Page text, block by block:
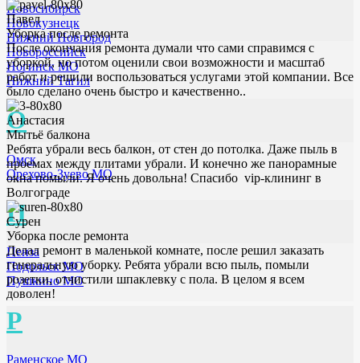
Новосибирск
Новокузнецк
Нижний Новгород
Новороссийск
Ногинск МО
Нижний Тагил
О
Омск
Орехово-Зуево МО
П
Пенза
Подольск МО
Пушкино МО
Р
Раменское МО
Павел
Уборка после ремонта
После окончания ремонта думали что сами справимся с
уборкой, но потом оценили свои возможности и масштаб
работ и решили воспользоваться услугами этой компании. Все
было сделано очень быстро и качественно..
Анастасия
Мытьё балкона
Ребята убрали весь балкон, от стен до потолка. Даже пыль в
проемах между плитами убрали. И конечно же панорамные
окна помыли. Я очень довольна! Спасибо vip-клининг в
Волгограде
Сурен
Уборка после ремонта
Делал ремонт в маленькой комнате, после решил заказать
генеральную уборку. Ребята убрали всю пыль, помыли
розетки, отчистили шпаклевку с пола. В целом я всем
доволен!